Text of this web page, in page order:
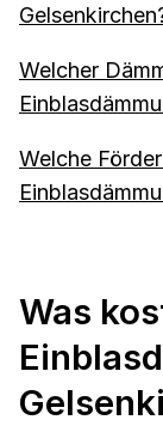
Welcher
Welche
Was